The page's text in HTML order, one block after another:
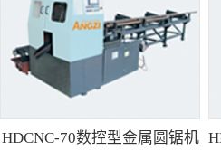
HDCNC-70数控型金属圆锯机